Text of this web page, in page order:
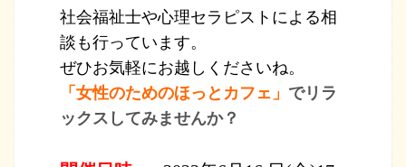
社会福祉士や心理セラピストによる相
談も行っています。
ぜひお気軽にお越しくださいね。
「女性のためのほっとカフェ」 でリラ
ックスしてみませんか？